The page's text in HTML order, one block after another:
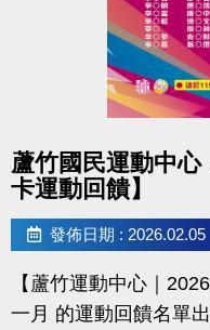
蘆竹國民運動中
卡運動回饋】
發佈日期 : 2026.02.05
【蘆竹運動中心｜
一月 的運動回饋名單